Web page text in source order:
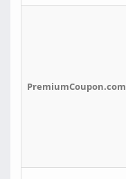
PremiumCoupon.com